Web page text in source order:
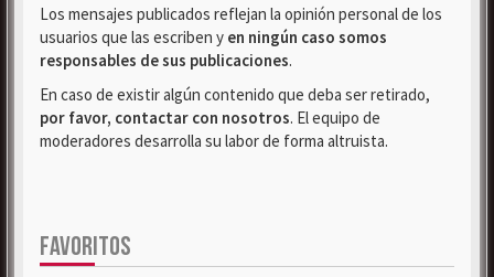
Los mensajes publicados reflejan la opinión personal de los
usuarios que las escriben y en ningún caso somos
responsables de sus publicaciones.
En caso de existir algún contenido que deba ser retirado,
por favor, contactar con nosotros. El equipo de
moderadores desarrolla su labor de forma altruista.
FAVORITOS